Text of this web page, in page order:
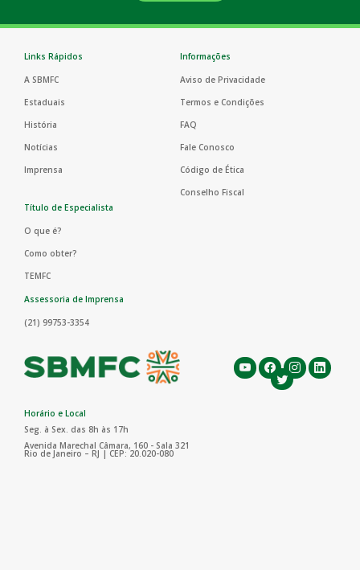
Links Rápidos
A SBMFC
Estaduais
História
Notícias
Imprensa
Informações
Aviso de Privacidade
Termos e Condições
FAQ
Fale Conosco
Código de Ética
Conselho Fiscal
Título de Especialista
O que é?
Como obter?
TEMFC
Assessoria de Imprensa
(21) 99753-3354
Horário e Local
Seg. à Sex. das 8h às 17h
Avenida Marechal Câmara, 160 - Sala 321
Rio de Janeiro – RJ | CEP: 20.020-080